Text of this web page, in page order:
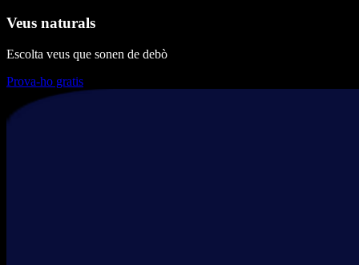
Veus naturals
Escolta veus que sonen de debò
Prova-ho gratis